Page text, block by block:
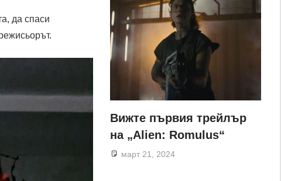
да спаси
Вижте първия трейлър
на „Alien: Romulus“
март 21, 2024